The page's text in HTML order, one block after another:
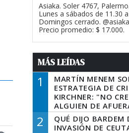
Asiaka. Soler 4767,
Lunes a sábados de 11.30
Domingos cerrado.
Precio promedio: $ 17.000.
MÁS LEÍDAS
1
MARTÍN MENEM
ESTRATEGIA DE
KIRCHNER: "NO
ALGUIEN DE
DECIR A LA
TIENE QUE HACER"
2
QUÉ DIJO BARDEM
INVASIÓN DE